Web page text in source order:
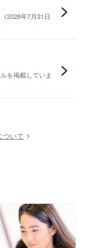
2026年7月31日
を掲載していま
ついて